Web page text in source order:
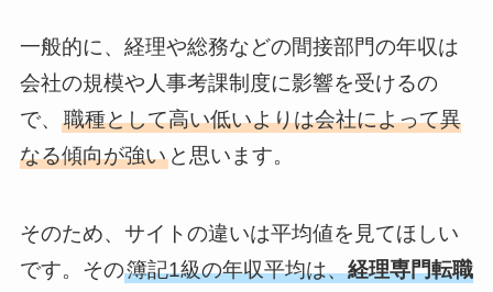
一般的に、経理や総務などの間接部門の年収は
会社の規模や人事考課制度に影響を受けるの
で、 職種として高い低いよりは会社によって異
なる傾向が強いと思います。
そのため、サイトの違いは平均値を見てほしい
です。その簿記1級の年収平均は、経理専門転職